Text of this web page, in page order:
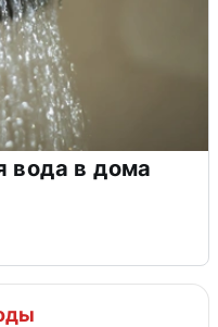
вода в дома